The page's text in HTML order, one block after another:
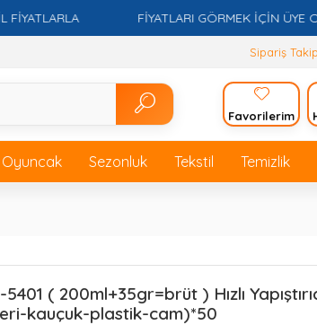
FİYATLARI GÖRMEK İÇİN ÜYE
Sipariş Takip
Favorilerim
Oyuncak Sezonluk Tekstil Temizlik
( 200ml+35gr=brüt ) Hızlı
kauçuk-plastik-cam)*50